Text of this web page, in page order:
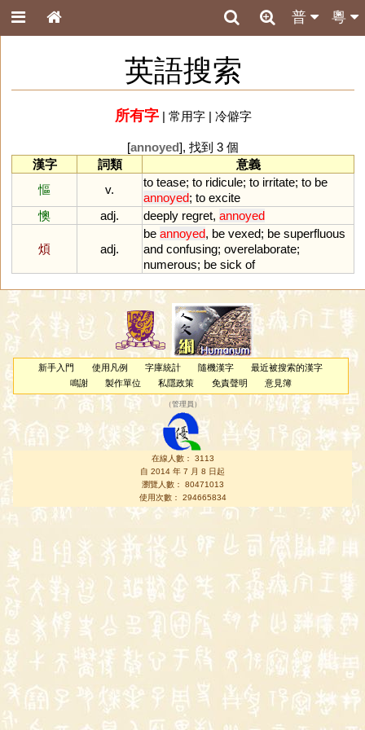
粵
普
英語搜索
所有字| 常用字| 冷僻字
[annoyed], 找到 3 個
漢字
詞類
意義
慪
v.
to tease; to ridicule; to irritate; to be
annoyed; to excite
懊
adj. deeply regret, annoyed
煩 adj.
be annoyed, be vexed; be superfluous
and confusing; overelaborate;
numerous; be sick of
新手入門 使用凡例 字庫統計 隨機漢字
最近被搜索的漢字
鳴謝
製作單位 私隱政策 免責聲明 意見簿
（管理員 ）
在線人數： 3113
自 2014 年 7 月 8 日起
瀏覽人數： 80471013
使用次數： 294665834